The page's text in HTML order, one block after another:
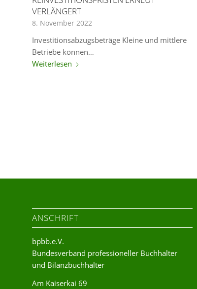
VERLÄNGERT
8. November 2022
Investitionsabzugsbeträge Kleine und mittlere
Betriebe können…
Weiterlesen
ANSCHRIFT
bpbb.e.V.
Bundesverband professioneller Buchhalter
und Bilanzbuchhalter
Am Kaiserkai 69